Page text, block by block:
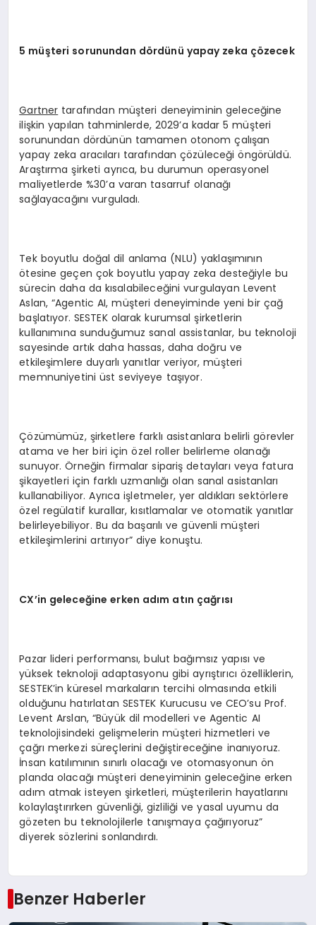
5 müşteri sorunundan dördünü yapay zeka çözecek
Gartner tarafından müşteri deneyiminin geleceğine
ilişkin yapılan tahminlerde, 2029’a kadar 5 müşteri
sorunundan dördünün tamamen otonom çalışan
yapay zeka aracıları tarafından çözüleceği öngörüldü.
Araştırma şirketi ayrıca, bu durumun operasyonel
maliyetlerde %30’a varan tasarruf olanağı
sağlayacağını vurguladı.
Tek boyutlu doğal dil anlama (NLU) yaklaşımının
ötesine geçen çok boyutlu yapay zeka desteğiyle bu
sürecin daha da kısalabileceğini vurgulayan Levent
Aslan, “Agentic AI, müşteri deneyiminde yeni bir çağ
başlatıyor. SESTEK olarak kurumsal şirketlerin
kullanımına sunduğumuz sanal assistanlar, bu teknoloji
sayesinde artık daha hassas, daha doğru ve
etkileşimlere duyarlı yanıtlar veriyor, müşteri
memnuniyetini üst seviyeye taşıyor.
Çözümümüz, şirketlere farklı asistanlara belirli görevler
atama ve her biri için özel roller belirleme olanağı
sunuyor. Örneğin firmalar sipariş detayları veya fatura
şikayetleri için farklı uzmanlığı olan sanal asistanları
kullanabiliyor. Ayrıca işletmeler, yer aldıkları sektörlere
özel regülatif kurallar, kısıtlamalar ve otomatik yanıtlar
belirleyebiliyor. Bu da başarılı ve güvenli müşteri
etkileşimlerini artırıyor” diye konuştu.
CX’in geleceğine erken adım atın çağrısı
Pazar lideri performansı, bulut bağımsız yapısı ve
yüksek teknoloji adaptasyonu gibi ayrıştırıcı özelliklerin,
SESTEK’in küresel markaların tercihi olmasında etkili
olduğunu hatırlatan SESTEK Kurucusu ve CEO’su Prof.
Levent Arslan, “Büyük dil modelleri ve Agentic AI
teknolojisindeki gelişmelerin müşteri hizmetleri ve
çağrı merkezi süreçlerini değiştireceğine inanıyoruz.
İnsan katılımının sınırlı olacağı ve otomasyonun ön
planda olacağı müşteri deneyiminin geleceğine erken
adım atmak isteyen şirketleri, müşterilerin hayatlarını
kolaylaştırırken güvenliği, gizliliği ve yasal uyumu da
gözeten bu teknolojilerle tanışmaya çağırıyoruz”
diyerek sözlerini sonlandırdı.
Benzer Haberler